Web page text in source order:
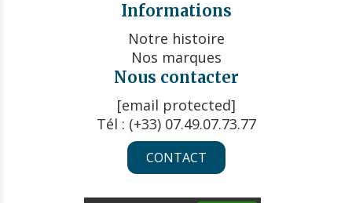
Informations
Notre histoire
Nos marques
Nous contacter
[email protected]
Tél : (+33) 07.49.07.73.77
CONTACT